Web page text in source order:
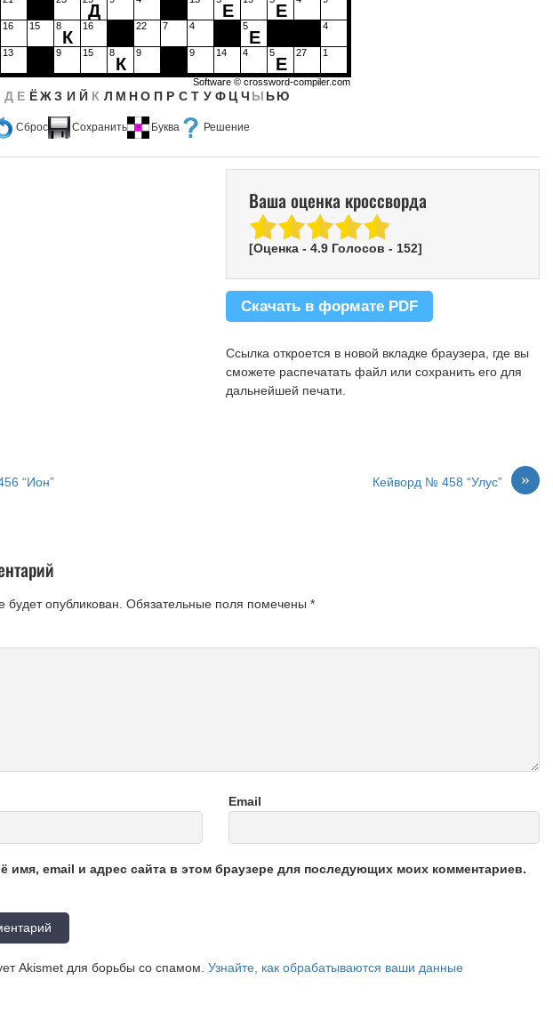
Сброс Сохранить Буква Решение
Д Е Е
16 15 8
К
16 22 7 4 5
Е
4
13 9 15 8
К
9 9 14 4 5
Е
27 1
Д Е Ё Ж З И Й К Л М Н О П Р С Т У Ф Ц Ч Ы Ь Ю
Software ©crossword-compiler.com
Ваша оценка кроссворда
[Оценка - 4.9Голосов - 152]
Скачать в формате PDF
Ссылка откроется в новой вкладке браузера, где вы
сможете распечатать файл или сохранить его для
дальнейшей печати.
“Ион” »
Кейворд № 458 “Улус”
опубликован. Обязательные поля помечены*
Email
имя, email и адрес сайта в этом браузере для последующих моих комментариев.
Akismet для борьбы со спамом.Узнайте, как обрабатываются ваши данные